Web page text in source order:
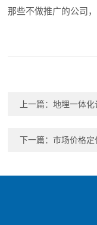
那些不做推广的公司
上一篇：地埋一体化
下一篇：市场价格定